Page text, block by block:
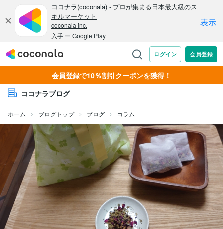
会員登録で10％割引クーポンを獲得！
ココナラブログ
ホーム ブログトップ ブログ コラム